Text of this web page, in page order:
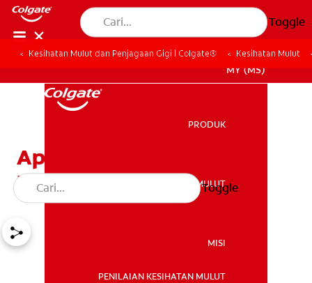
Toggle
MY (MS)
PRODUK
KESIHATAN MULUT
MISI
PENILAIAN KESIHATAN MULUT
Toggle
Kesihatan Mulut dan Penjagaan Gigi | Colgate® Kesihatan Mulut
Apakah X-ray Panaroma
Pergigian?